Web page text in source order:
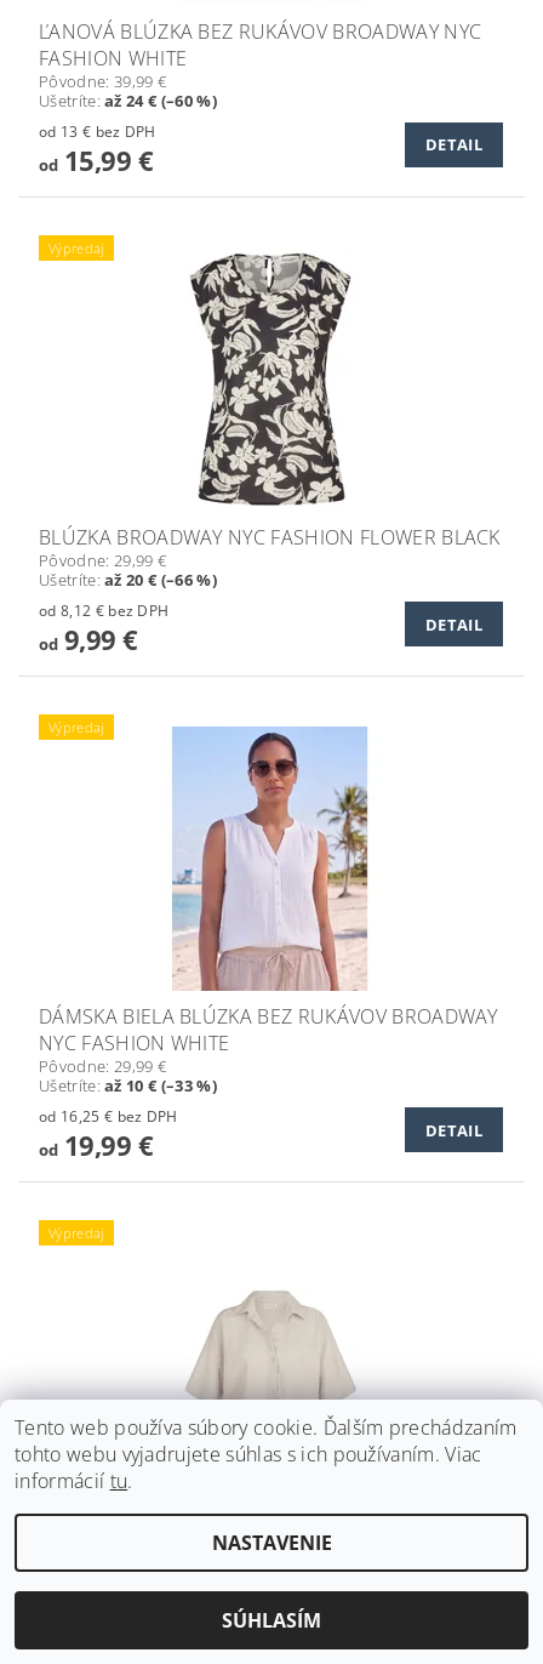
ĽANOVÁ BLÚZKA BEZ RUKÁVOV BROADWAY NYC
FASHION WHITE
Pôvodne: 39,99 €
Ušetríte:až 24 € (–60 %)
od 13 € bez DPH
od15,99 € DETAIL
Výpredaj
BLÚZKA BROADWAY NYC FASHION FLOWER BLACK
Pôvodne: 29,99 €
Ušetríte:až 20 € (–66 %)
od 8,12 € bez DPH
od9,99 € DETAIL
Výpredaj
DÁMSKA BIELA BLÚZKA BEZ RUKÁVOV BROADWAY
NYC FASHION WHITE
Pôvodne: 29,99 €
Ušetríte:až 10 € (–33 %)
od 16,25 € bez DPH
od19,99 € DETAIL
Výpredaj
ĽANOVÁ KOŠEĽOVÁ BLÚZKA BROADWAY NYC
Pôvodne:45,99 €
Ušetríte:až 20 € (–43 %)
od25,99 €
Tento web používa súbory cookie. Ďalším prechádzaním
tohto webu vyjadrujete súhlas s ich používaním. Viac
informácií tu.
NASTAVENIE
SÚHLASÍM